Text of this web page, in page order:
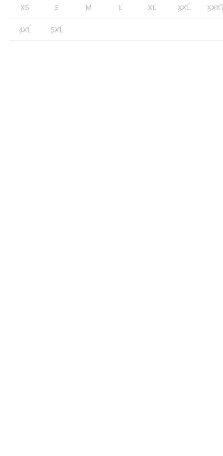
XS S M L XL XXL
4XL 5XL